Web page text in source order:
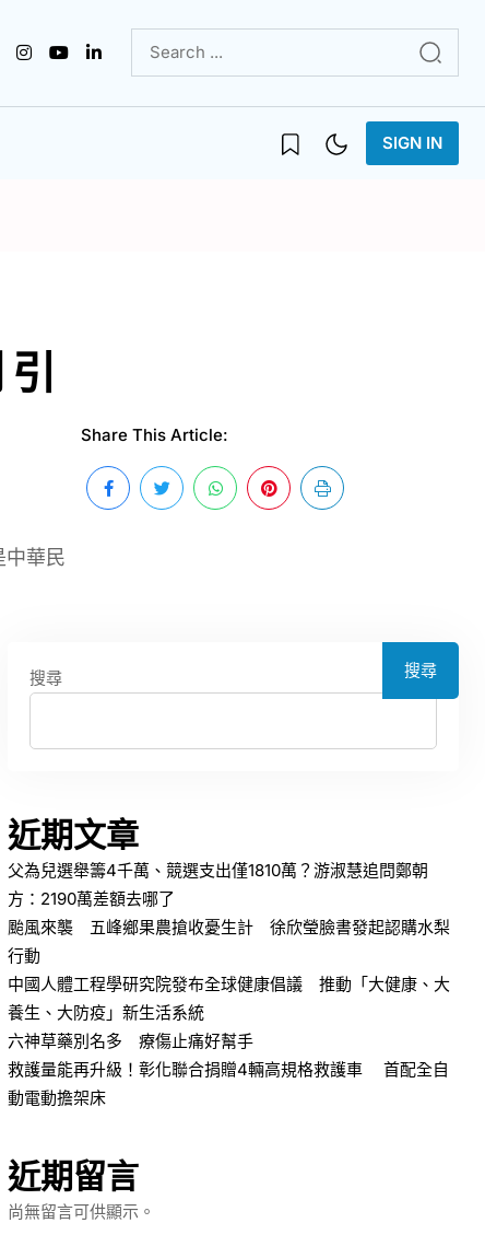
SIGN IN
中華民
Share This Article:
搜尋 搜尋
近期文章
父為兒選舉籌4千萬、競選支出僅1810萬？游淑慧追問鄭朝
方：2190萬差額去哪了
颱風來襲 五峰鄉果農搶收憂生計 徐欣瑩臉書發起認購水梨
行動
中國人體工程學研究院發布全球健康倡議 推動「大健康、大
養生、大防疫」新生活系統
六神草藥別名多 療傷止痛好幫手
救護量能再升級！彰化聯合捐贈4輛高規格救護車 首配全自
動電動擔架床
近期留言
尚無留言可供顯示。